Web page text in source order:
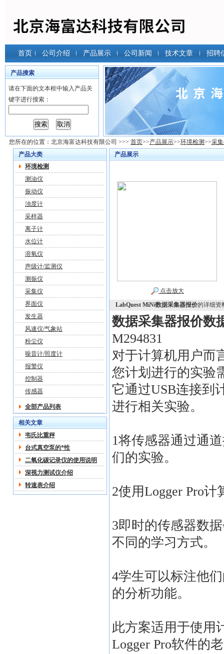
首页 公司介绍 产品展示 公司新闻 技术文章 招聘
产品搜索
请在下面的文本框中输入产品关
键字进行搜索：
您所在的位置： 北京海富达科技有限公司 >>> 首页>>产品展示>>环境检测>>采
产品大类
环境检测
测油仪
振动仪
浊度计
采样器
离子计
水位计
溶氧仪
声级计/监测仪
测振仪
采集仪
界面仪
发生器
风速仪/气象站
粉尘仪
噪音计/照度计
报警仪
控制器
传感器
全部产品列表
相关文章
韦氏比重秤
台式真空泵的*性
二氧化碳记录仪的使用说明
深视力测试仪介绍
转速表介绍
产品展示
点击放大
LabQuest MiNi数据采集器报价的详细资
数据采集器报价数
M294831
对于计算机用户而
您计划进行的实验
它通过USB连接到
进行相关实验。
1将传感器通过通
们的实验。
2使用Logger Pro
3即时的传感器数
不同的学习方式。
4学生可以标注他
的分析功能。
此方案适用于使用
Logger Pro软件的